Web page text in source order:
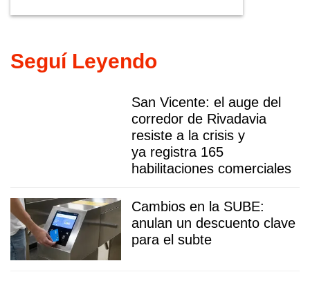
Seguí Leyendo
San Vicente: el auge del
corredor de Rivadavia
resiste a la crisis y
ya registra 165
habilitaciones comerciales
Cambios en la SUBE:
anulan un descuento clave
para el subte